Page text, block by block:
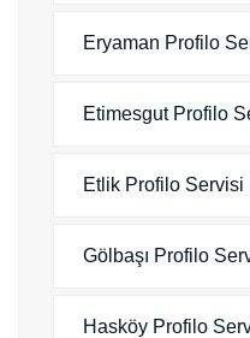
Eryaman Profilo
Etimesgut Profilo
Etlik Profilo Servisi
Gölbaşı Profilo
Hasköy Profilo